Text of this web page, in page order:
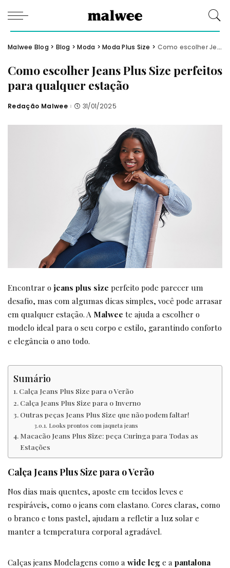
Malwee Blog > Blog >Moda >Moda Plus Size > Como escolher Jeans Plus Size perfeitos para qualquer estação
Como escolher Jeans Plus Size perfeitos
para qualquer estação
Posted
Redação Malwee 31/01/2025
Encontrar ojeans plus size perfeito pode parecer um
desafio, mas com algumas dicas simples, você pode arrasar
em qualquer estação. A Malwee te ajuda a escolher o
modelo ideal para o seu corpo e estilo, garantindo conforto
e elegância o ano todo.
Sumário
Calça Jeans Plus Size para o Verão
Calça Jeans Plus Size para o Inverno
Outras peças Jeans Plus Size que não podem faltar!
Looks prontos com jaqueta jeans
Macacão Jeans Plus Size: peça Curinga para Todas as
Estações
Calça Jeans Plus Size para o Verão
Nos dias mais quentes, aposte em tecidos leves e
respiráveis, como o jeans com elastano. Cores claras, como
o branco e tons pastel, ajudam a refletir a luz solar e
manter a temperatura corporal agradável.
Calças jeans Modelagens como a wide lege a pantalona